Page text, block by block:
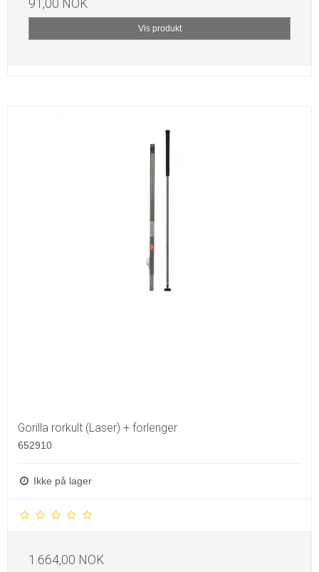
91,00 NOK
Vis produkt
Gorilla rorkult (Laser) + forlenger
652910
Ikke på lager
1.664,00 NOK